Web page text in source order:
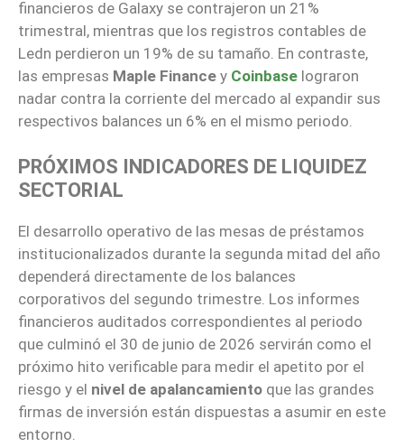
financieros de Galaxy se contrajeron un 21%
trimestral, mientras que los registros contables de
Ledn perdieron un 19% de su tamaño. En contraste,
las empresas Maple Finance y Coinbase lograron
nadar contra la corriente del mercado al expandir sus
respectivos balances un 6% en el mismo periodo.
PRÓXIMOS INDICADORES DE LIQUIDEZ
SECTORIAL
El desarrollo operativo de las mesas de préstamos
institucionalizados durante la segunda mitad del año
dependerá directamente de los balances
corporativos del segundo trimestre. Los informes
financieros auditados correspondientes al periodo
que culminó el 30 de junio de 2026 servirán como el
próximo hito verificable para medir el apetito por el
riesgo y el nivel de apalancamiento que las grandes
firmas de inversión están dispuestas a asumir en este
entorno.